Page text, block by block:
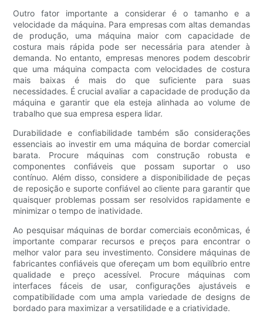
Outro fator importante a considerar é o tamanho e a
velocidade da máquina. Para empresas com altas demandas
de produção, uma máquina maior com capacidade de
costura mais rápida pode ser necessária para atender à
demanda. No entanto, empresas menores podem descobrir
que uma máquina compacta com velocidades de costura
mais baixas é mais do que suficiente para suas
necessidades. É crucial avaliar a capacidade de produção da
máquina e garantir que ela esteja alinhada ao volume de
trabalho que sua empresa espera lidar.
Durabilidade e confiabilidade também são considerações
essenciais ao investir em uma máquina de bordar comercial
barata. Procure máquinas com construção robusta e
componentes confiáveis que possam suportar o uso
contínuo. Além disso, considere a disponibilidade de peças
de reposição e suporte confiável ao cliente para garantir que
quaisquer problemas possam ser resolvidos rapidamente e
minimizar o tempo de inatividade.
Ao pesquisar máquinas de bordar comerciais econômicas, é
importante comparar recursos e preços para encontrar o
melhor valor para seu investimento. Considere máquinas de
fabricantes confiáveis que ofereçam um bom equilíbrio entre
qualidade e preço acessível. Procure máquinas com
interfaces fáceis de usar, configurações ajustáveis e
compatibilidade com uma ampla variedade de designs de
bordado para maximizar a versatilidade e a criatividade.